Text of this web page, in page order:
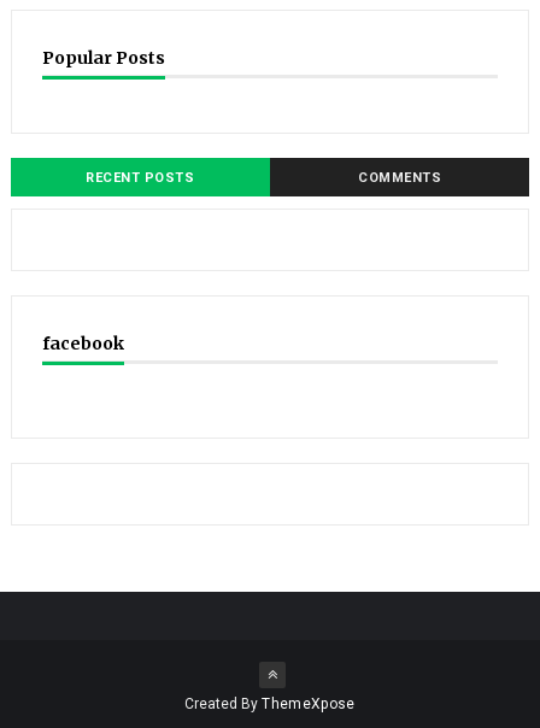
Popular Posts
RECENT POSTS COMMENTS
facebook
Created ByThemeXpose